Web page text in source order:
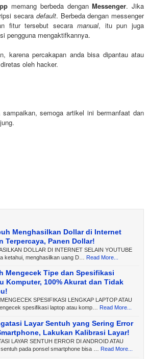
memang berbeda denganMessenger. Jika
secara default. Berbeda dengan messenger
fitur tersebut secaramanual, itu pun juga
pengguna mengaktifkannya.
karena percakapan anda bisa dipantau atau
oleh hacker.
semoga artikel ini bermanfaat dan
Menghasilkan Dollar di Internet
Terpercaya, Panen Dollar!
DOLLAR DI INTERNET SELAIN YOUTUBE
ketahui, menghasilkan uang D…
Read More...
Mengecek Tipe dan Spesifikasi
Komputer, 100% Akurat dan Tidak
SPESIFIKASI LENGKAP LAPTOP ATAU
spesifikasi laptop atau komp…
Read More...
Layar Sentuh yang Sering Error
Lakukan Kalibrasi Layar!
LAYAR SENTUH ERROR DI ANDROID ATAU
pada ponsel smartphone bisa …
Read More...